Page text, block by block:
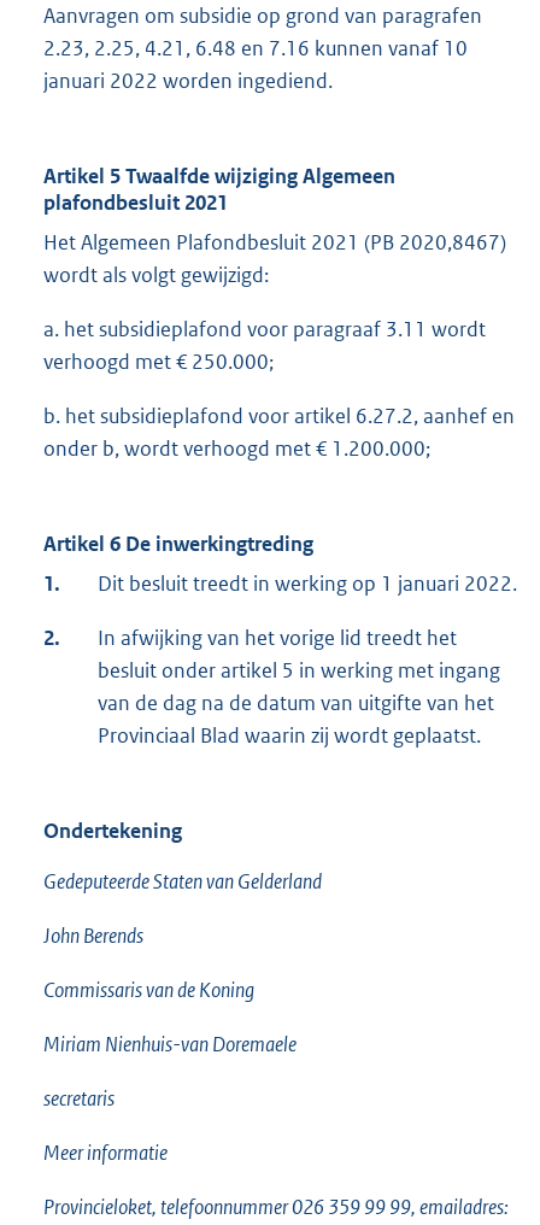
Aanvragen om subsidie op grond van paragrafen
2.23, 2.25, 4.21, 6.48 en 7.16 kunnen vanaf 10
januari 2022 worden ingediend.
Artikel 5 Twaalfde wijziging Algemeen
plafondbesluit 2021
Het Algemeen Plafondbesluit 2021 (PB 2020,8467)
wordt als volgt gewijzigd:
a. het subsidieplafond voor paragraaf 3.11 wordt
verhoogd met € 250.000;
b. het subsidieplafond voor artikel 6.27.2, aanhef en
onder b, wordt verhoogd met € 1.200.000;
Artikel 6 De inwerkingtreding
1.
Dit besluit treedt in werking op 1 januari 2022.
2.
In afwijking van het vorige lid treedt het
besluit onder artikel 5 in werking met ingang
van de dag na de datum van uitgifte van het
Provinciaal Blad waarin zij wordt geplaatst.
Ondertekening
Gedeputeerde Staten van Gelderland
John Berends
Commissaris van de Koning
Miriam Nienhuis-van Doremaele
secretaris
Meer informatie
Provincieloket, telefoonnummer 026 359 99 99, emailadres: